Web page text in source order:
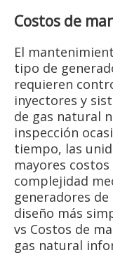
Costos de
El
tipo de
requieren
inyectores y
de gas natural
inspección
tiempo, las
mayores
complejidad
generadores
diseño más
vs Costos de
gas natural